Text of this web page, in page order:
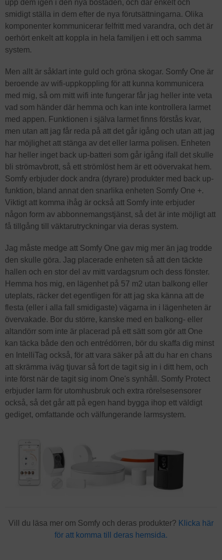
upp dem igen i den nya bostaden, och där enkelt och
smidigt ställa in dem efter de nya förutsättningarna. Olika
komponenter kommunicerar felfritt med varandra, och det är
oerhört enkelt att koppla in hela familjen i ett och samma
system.
Men allt är såklart inte guld och gröna skogar. Somfy One är
beroende av wifi-uppkoppling för att kunna kommunicera
med mig, så om mitt wifi inte fungerar får jag heller inte veta
vad som händer där hemma och kan inte kontrollera larmet
med appen. Funktionen i själva larmet finns förstås kvar,
men utan att jag får reda på att det går igång och utan att jag
har möjlighet att stänga av det eller larma polisen. Enheten
har heller inget back up-batteri som går igång ifall det skulle
bli strömavbrott, så ett strömlöst hem är ett oövervakat hem.
Somfy erbjuder dock andra (dyrare) produkter med back up-
funktion, bland annat den snarlika enheten Somfy One +.
Viktigt att komma ihåg är också att Somfy inte erbjuder
någon form av abbonnemangstjänst, så det är inte möjligt att
få tillgång till väktarutryckningar via deras system.
Jag måste medge att Somfy One gav mig mer än jag trodde
den skulle göra. Jag placerade enheten så att den täckte
hallen och en stor del av mitt vardagsrum och dess fönster.
Hemma hos mig, en lägenhet på 57 m2 utan balkong eller
uteplats, räcker det egentligen för att jag ska känna att de
flesta (eller i alla fall smidigaste) vägarna in i lägenheten är
övervakade. Bor du större, kanske med en balkong- eller
altandörr som inte är placerad på ett sätt som gör att One
kan täcka både den och entrédörren, bör du skaffa dig minst
en IntelliTag också, för att vara säker på att du har en chans
att skrämma iväg tjuvar så fort de tagit sig in i ditt hem, och
inte först när de tagit sig inom One's synhåll. Somfy Protect
erbjuder larm för utomhusbruk och extra rörelsesensorer
också, så det går att på egen hand bygga ihop ett väldigt
gediget, omfattande och välfungerande larmsystem.
Vill du läsa mer om Somfy och deras produkter? Klicka här
för att komma till deras hemsida.